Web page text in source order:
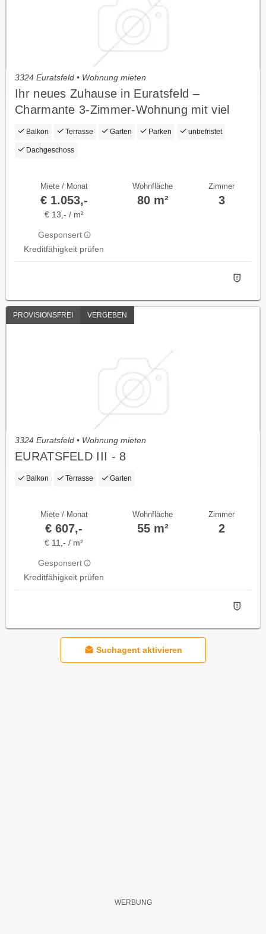
3324 Euratsfeld • Wohnung mieten
Ihr neues Zuhause in Euratsfeld –
Charmante 3-Zimmer-Wohnung mit viel
Lebensqualität
Balkon Terrasse Garten Parken unbefristet
Dachgeschoss
Miete / Monat
€ 1.053,-
€ 13,- / m²
Gesponsert
Kreditfähigkeit prüfen
Wohnfläche
80 m²
Zimmer
3
PROVISIONSFREI VERGEBEN
3324 Euratsfeld • Wohnung mieten
EURATSFELD III - 8
Balkon Terrasse Garten
Miete / Monat
€ 607,-
€ 11,- / m²
Gesponsert
Kreditfähigkeit prüfen
Wohnfläche
55 m²
Zimmer
2
Suchagent aktivieren